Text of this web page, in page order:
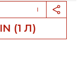
(1 Л)